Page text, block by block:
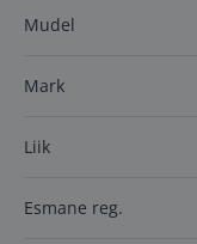
Mudel
Mark
Liik
Esmane reg.